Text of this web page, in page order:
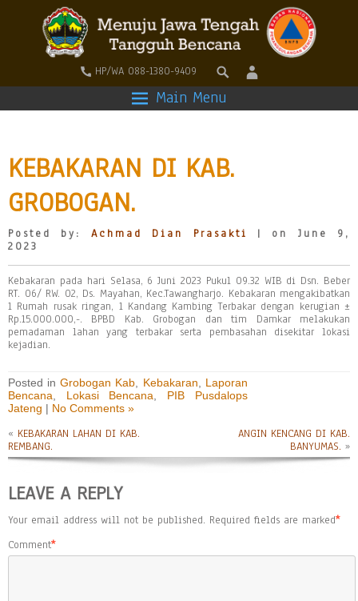
HP/WA 088-1380-9409
Main Menu
KEBAKARAN DI KAB.
GROBOGAN.
Posted by: Achmad Dian Prasakti
| on June 9,
2023
Kebakaran pada hari Selasa, 6 Juni 2023 Pukul 09.32 WIB di Dsn. Beber
RT. 06/ RW. 02, Ds. Mayahan, Kec.Tawangharjo. Kebakaran mengakibatkan
1 Rumah rusak ringan, 1 Kandang Kambing Terbakar dengan kerugian ±
Rp.15.000.000,-. BPBD Kab. Grobogan dan tim Damkar melakukan
pemadaman lahan yang terbakar serta pembasahan disekitar lokasi
kejadian.
Posted inGrobogan Kab Kebakaran
Laporan
Bencana
Lokasi Bencana
PIB Pusdalops
Jateng | No Comments »
« KEBAKARAN LAHAN DI KAB.
REMBANG.
ANGIN KENCANG DI KAB.
BANYUMAS. »
LEAVE A REPLY
Your email address will not be published. Required fields are marked*
Comment*